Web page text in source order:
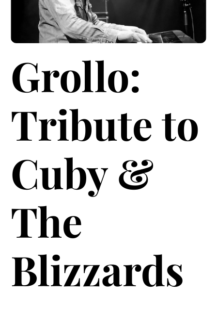
Grollo:
Tribute to
Cuby &
The
Blizzards